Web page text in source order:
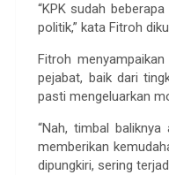
“KPK sudah
politik,” kata Fitroh
Fitroh
pejabat, baik dari
pasti mengeluarkan
“Nah, timbal
memberikan
dipungkiri, sering